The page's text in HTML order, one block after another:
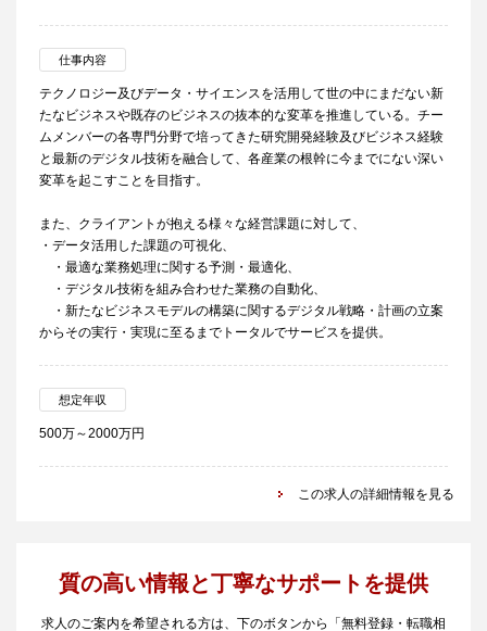
仕事内容
テクノロジー及びデータ・サイエンスを活用して世の中にまだない新
たなビジネスや既存のビジネスの抜本的な変革を推進している。チー
ムメンバーの各専門分野で培ってきた研究開発経験及びビジネス経験
と最新のデジタル技術を融合して、各産業の根幹に今までにない深い
変革を起こすことを目指す。
また、クライアントが抱える様々な経営課題に対して、
・データ活用した課題の可視化、
・最適な業務処理に関する予測・最適化、
・デジタル技術を組み合わせた業務の自動化、
・新たなビジネスモデルの構築に関するデジタル戦略・計画の立案
からその実行・実現に至るまでトータルでサービスを提供。
想定年収
500万～2000万円
この求人の詳細情報を見る
質の高い情報と丁寧なサポートを提供
求人のご案内を希望される方は、下のボタンから「無料登録・転職相